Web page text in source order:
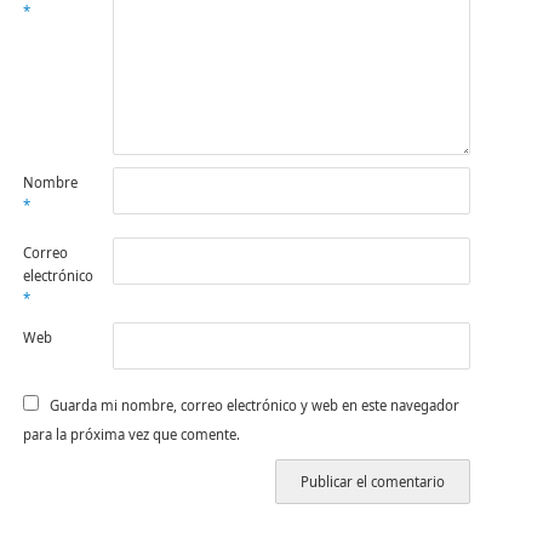
*
Nombre
*
Correo
electrónico
*
Web
Guarda mi nombre, correo electrónico y web en este navegador
para la próxima vez que comente.